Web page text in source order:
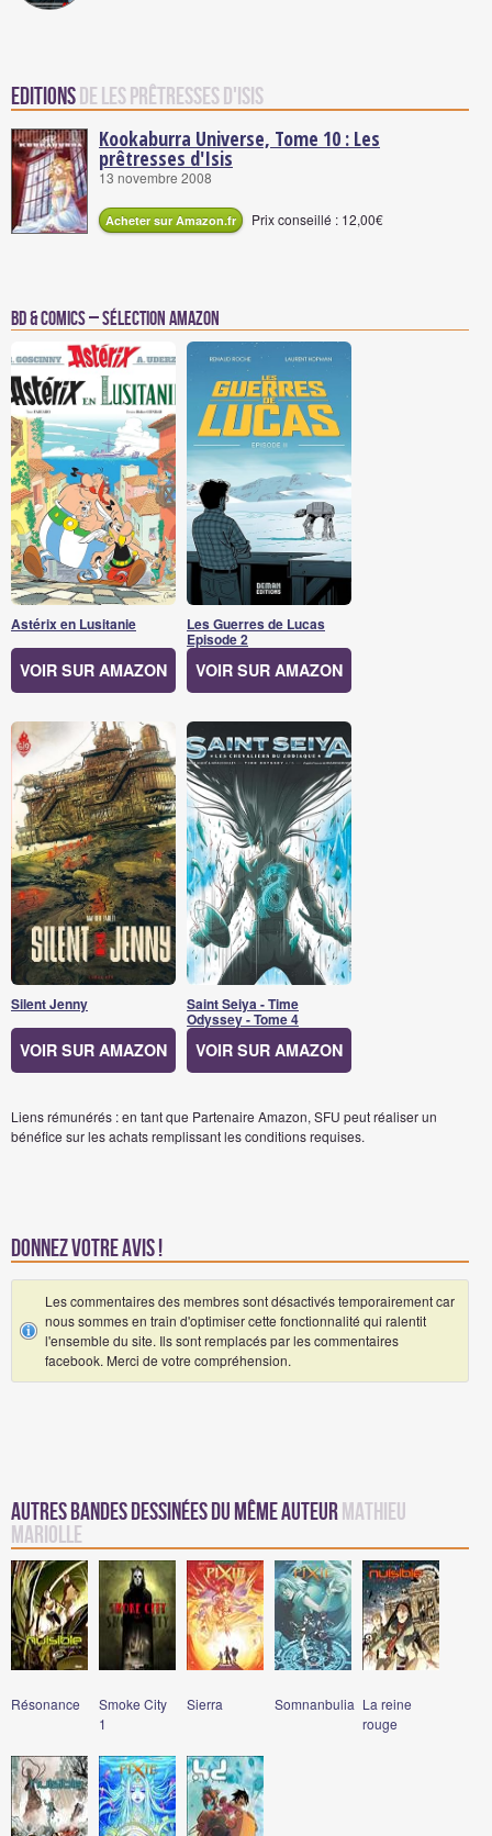
Editionsde Les prêtresses d'Isis
Kookaburra Universe, Tome 10 : Les
prêtresses d'Isis
13 novembre 2008
Acheter sur Amazon.fr Prix conseillé : 12,00€
BD & Comics – Sélection Amazon
Astérix en Lusitanie
VOIR SUR AMAZON
Les Guerres de Lucas
Episode 2
VOIR SUR AMAZON
Silent Jenny
VOIR SUR AMAZON
Saint Seiya - Time
Odyssey - Tome 4
VOIR SUR AMAZON
Liens rémunérés : en tant que Partenaire Amazon, SFU peut réaliser un
bénéfice sur les achats remplissant les conditions requises.
Donnez votre avis !
Les commentaires des membres sont désactivés temporairement car
nous sommes en train d'optimiser cette fonctionnalité qui ralentit
l'ensemble du site. Ils sont remplacés par les commentaires
facebook. Merci de votre compréhension.
Autres Bandes Dessinées du même auteur Mathieu
Mariolle
Résonance
Smoke City
1
Sierra Somnanbulia La reine
rouge